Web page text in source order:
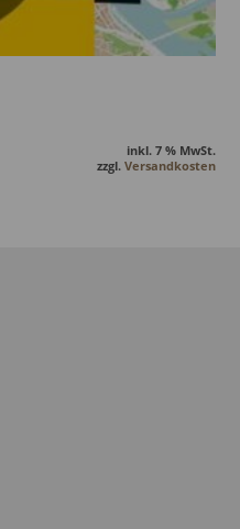
inkl. 7 % MwSt.
zzgl. Versandkosten